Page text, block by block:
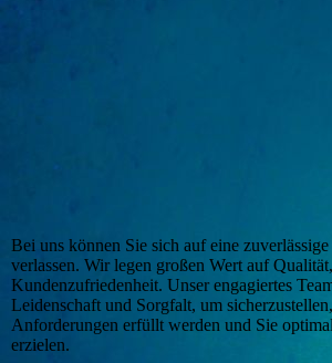
Bei uns können Sie sich auf eine
verlassen. Wir legen großen Wert auf
Kundenzufriedenheit. Unser engagiertes
Leidenschaft und Sorgfalt, um
Anforderungen erfüllt werden und Sie
erzielen.